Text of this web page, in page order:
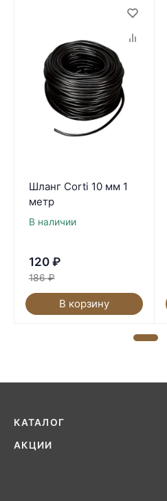
Шланг Corti 10 мм 1
метр
В наличии
120 ₽
186 ₽
В корзину
КАТАЛОГ
АКЦИИ